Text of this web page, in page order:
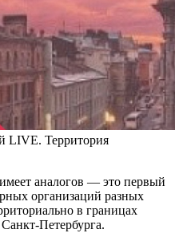
LIVE. Территория
аналогов — это первый
организаций разных
в границах
Петербурга.